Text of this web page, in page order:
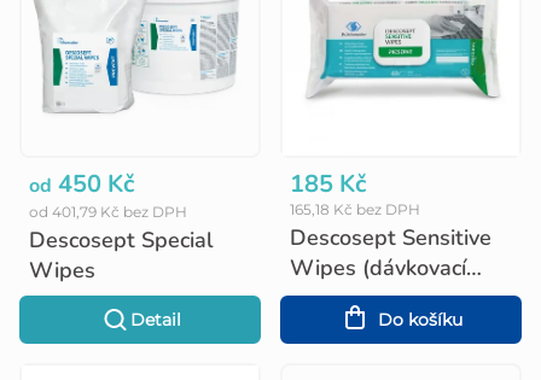
o
d
u
k
t
Descosept Special
Wipes
od 401,79 Kč bez DPH
od 450 Kč
Detail
Descosept Sensitive
Wipes (dávkovací
balení)
165,18 Kč bez DPH
185 Kč
Do košíku